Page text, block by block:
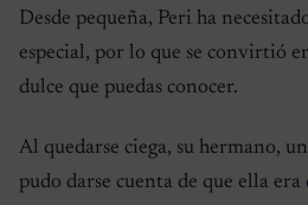
Desde pequeña, Peri ha
especial, por lo que se convirtió
dulce que puedas conocer.
Al quedarse ciega, su hermano,
pudo darse cuenta de que ella